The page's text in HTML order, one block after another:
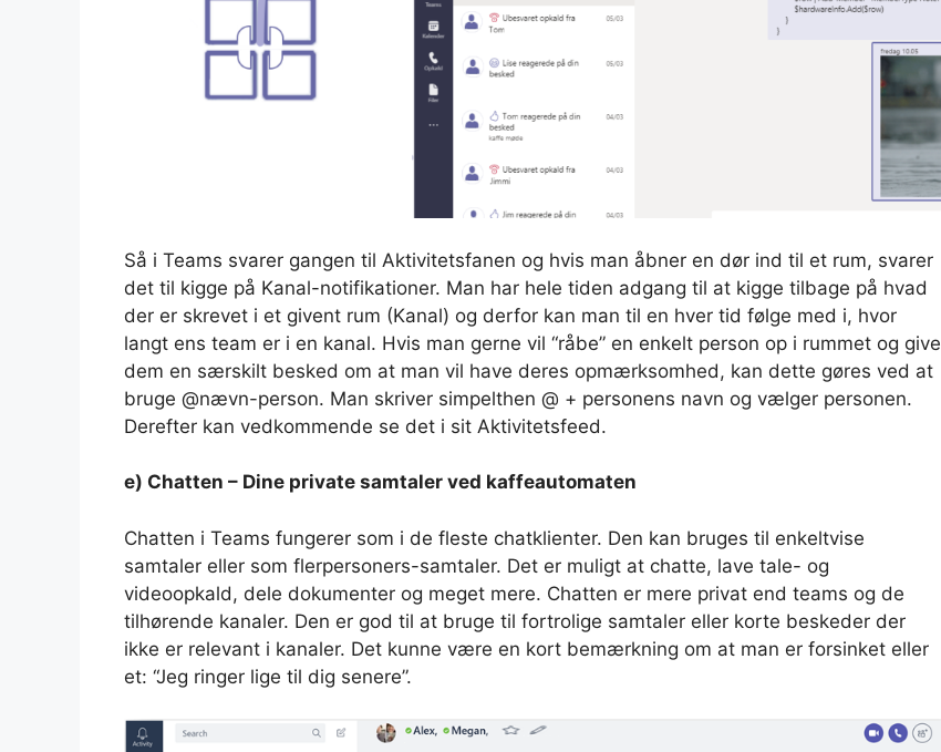
Så i Teams svarer gangen til Aktivitetsfanen og hvis man åbner en dør ind til et rum, svarer
det til kigge på Kanal-notifikationer. Man har hele tiden adgang til at kigge tilbage på hvad
der er skrevet i et givent rum (Kanal) og derfor kan man til en hver tid følge med i, hvor
langt ens team er i en kanal. Hvis man gerne vil “råbe” en enkelt person op i rummet og give
dem en særskilt besked om at man vil have deres opmærksomhed, kan dette gøres ved at
bruge @nævn-person. Man skriver simpelthen @ + personens navn og vælger personen.
Derefter kan vedkommende se det i sit Aktivitetsfeed.
e) Chatten – Dine private samtaler ved kaffeautomaten
Chatten i Teams fungerer som i de fleste chatklienter. Den kan bruges til enkeltvise
samtaler eller som flerpersoners-samtaler. Det er muligt at chatte, lave tale- og
videoopkald, dele dokumenter og meget mere. Chatten er mere privat end teams og de
tilhørende kanaler. Den er god til at bruge til fortrolige samtaler eller korte beskeder der
ikke er relevant i kanaler. Det kunne være en kort bemærkning om at man er forsinket eller
et: “Jeg ringer lige til dig senere”.